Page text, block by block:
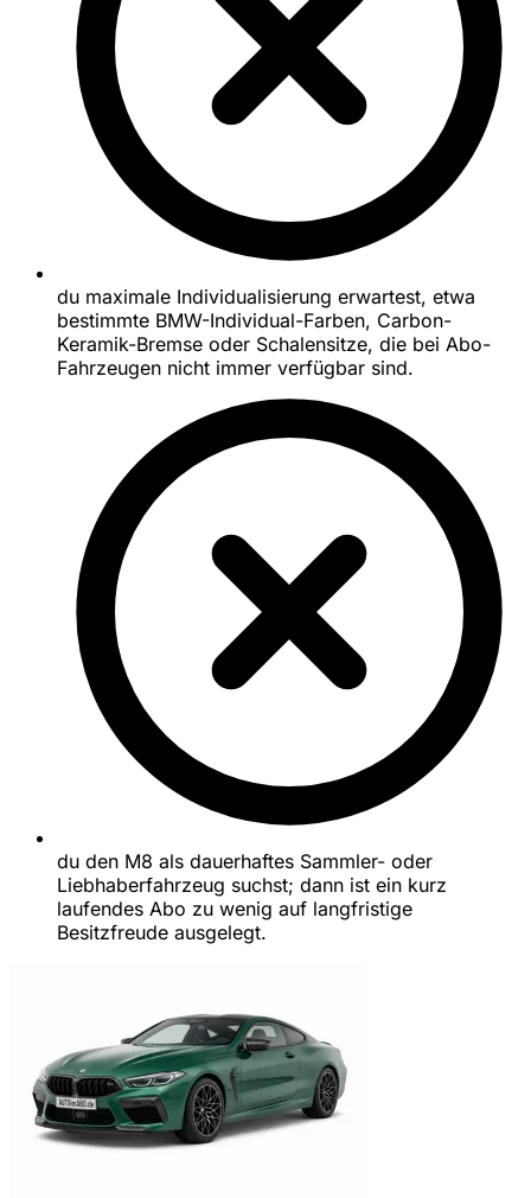
du maximale Individualisierung erwartest, etwa
bestimmte BMW-Individual-Farben, Carbon-
Keramik-Bremse oder Schalensitze, die bei Abo-
Fahrzeugen nicht immer verfügbar sind.
du den M8 als dauerhaftes Sammler- oder
Liebhaberfahrzeug suchst; dann ist ein kurz
laufendes Abo zu wenig auf langfristige
Besitzfreude ausgelegt.